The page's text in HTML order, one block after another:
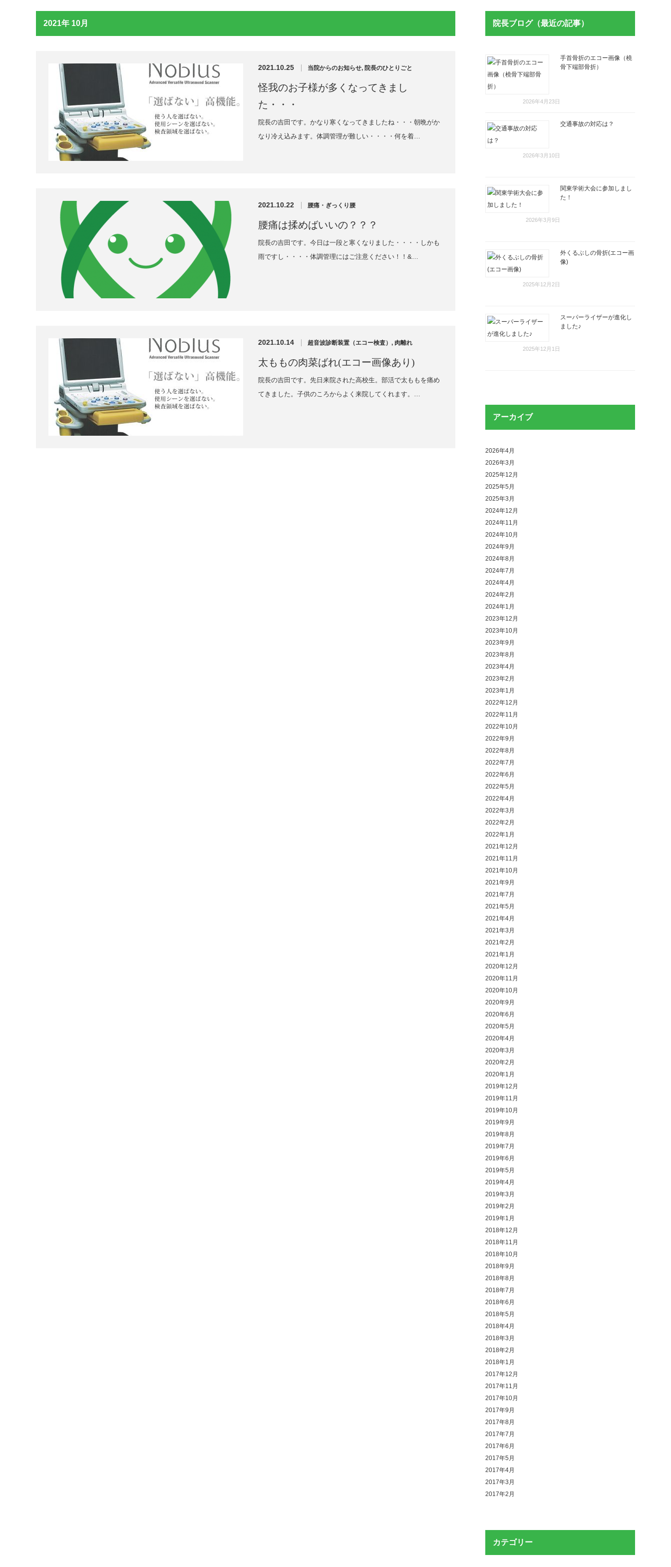
2021年 10月
2021.10.25 当院からのお知らせ, 院長のひとりごと
怪我のお子様が多くなってきまし
た・・・
院長の吉田です。かなり寒くなってきましたね・・・朝晩がか
なり冷え込みます。体調管理が難しい・・・・何を着…
2021.10.22 腰痛・ぎっくり腰
腰痛は揉めばいいの？？？
院長の吉田です。今日は一段と寒くなりました・・・・しかも
雨ですし・・・・体調管理にはご注意ください！！&…
2021.10.14 超音波診断装置（エコー検査） , 肉離れ
太ももの肉菜ばれ(エコー画像あり)
院長の吉田です。先日来院された高校生。部活で太ももを痛め
てきました。子供のころからよく来院してくれます。…
院長ブログ（最近の記事）
手首骨折のエコー画像（橈
骨下端部骨折）
2026年4月23日
交通事故の対応は？
2026年3月10日
関東学術大会に参加しまし
た！
2026年3月9日
外くるぶしの骨折(エコー画
像)
2025年12月2日
スーパーライザーが進化し
ました♪
2025年12月1日
アーカイブ
2026年4月
2026年3月
2025年12月
2025年5月
2025年3月
2024年12月
2024年11月
2024年10月
2024年9月
2024年8月
2024年7月
2024年4月
2024年2月
2024年1月
2023年12月
2023年10月
2023年9月
2023年8月
2023年4月
2023年2月
2023年1月
2022年12月
2022年11月
2022年10月
2022年9月
2022年8月
2022年7月
2022年6月
2022年5月
2022年4月
2022年3月
2022年2月
2022年1月
2021年12月
2021年11月
2021年10月
2021年9月
2021年7月
2021年5月
2021年4月
2021年3月
2021年2月
2021年1月
2020年12月
2020年11月
2020年10月
2020年9月
2020年6月
2020年5月
2020年4月
2020年3月
2020年2月
2020年1月
2019年12月
2019年11月
2019年10月
2019年9月
2019年8月
2019年7月
2019年6月
2019年5月
2019年4月
2019年3月
2019年2月
2019年1月
2018年12月
2018年11月
2018年10月
2018年9月
2018年8月
2018年7月
2018年6月
2018年5月
2018年4月
2018年3月
2018年2月
2018年1月
2017年12月
2017年11月
2017年10月
2017年9月
2017年8月
2017年7月
2017年6月
2017年5月
2017年4月
2017年3月
2017年2月
カテゴリー